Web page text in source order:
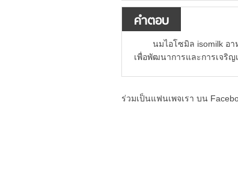
คำตอบ
นมไอโซมิล isomilk อ
เพื่อพัฒนาการและการเจริ
ร่วมเป็นแฟนเพจเรา บน